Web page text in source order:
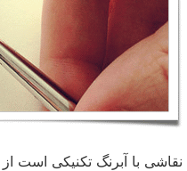
نقاشی با آبرنگ تکنیکی است